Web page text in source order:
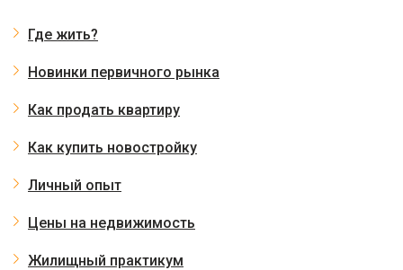
Где жить?
Новинки первичного рынка
Как продать квартиру
Как купить новостройку
Личный опыт
Цены на недвижимость
Жилищный практикум